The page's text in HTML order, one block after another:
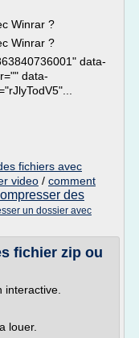
Winrar ?
Winrar ?
data-
data-
fichiers avec
video / comment
des
un dossier avec
fichier zip ou
interactive.
louer.